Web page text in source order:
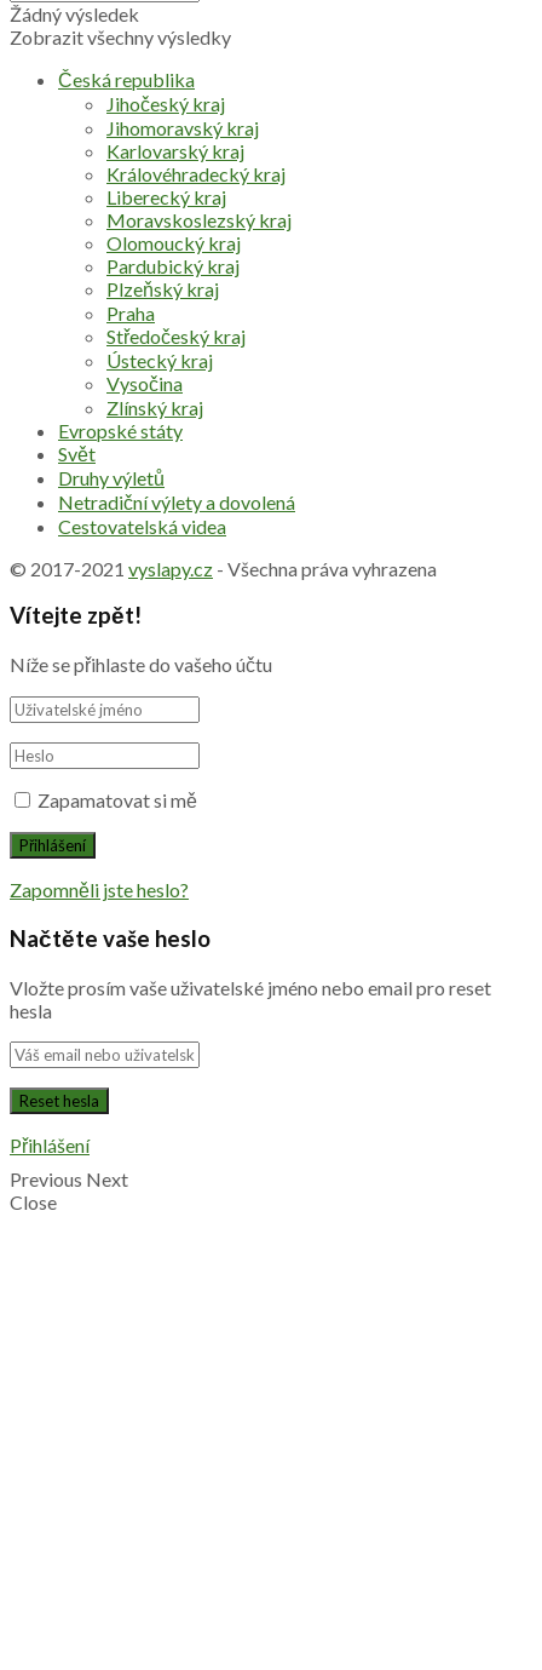
Žádný výsledek
Zobrazit všechny výsledky
Česká republika
Jihočeský kraj
Jihomoravský kraj
Karlovarský kraj
Královéhradecký kraj
Liberecký kraj
Moravskoslezský kraj
Olomoucký kraj
Pardubický kraj
Plzeňský kraj
Praha
Středočeský kraj
Ústecký kraj
Vysočina
Zlínský kraj
Evropské státy
Svět
Druhy výletů
Netradiční výlety a dovolená
Cestovatelská videa
© 2017-2021 vyslapy.cz - Všechna práva vyhrazena
Vítejte zpět!
Níže se přihlaste do vašeho účtu
Zapamatovat si mě
Zapomněli jste heslo?
Načtěte vaše heslo
Vložte prosím vaše uživatelské jméno nebo email pro reset
hesla
Přihlášení
Previous Next
Close